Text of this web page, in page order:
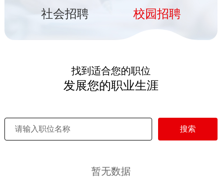
社会招聘 校园招聘
找到适合您的职位
发展您的职业生涯
搜索
暂无数据